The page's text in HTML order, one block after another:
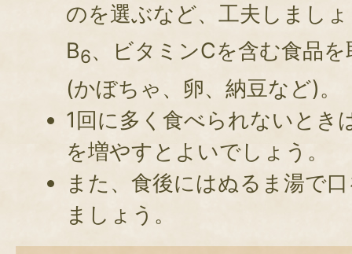
のを選ぶなど、工夫しまし
B6、ビタミンCを含む食品
(かぼちゃ、卵、納豆など)。
1回に多く食べられないとき
を増やすとよいでしょう。
また、食後にはぬるま湯で
ましょう。